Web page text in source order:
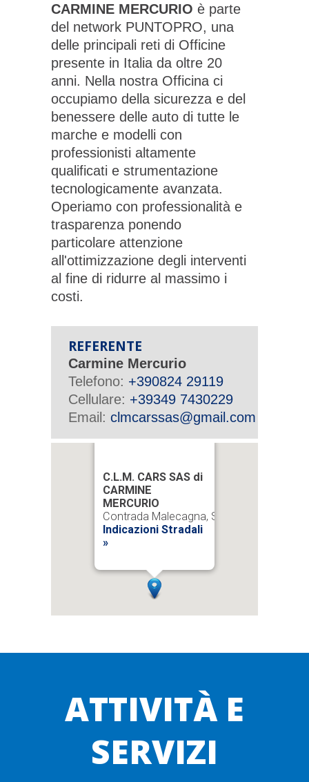
CARMINE MERCURIO è parte
del network PUNTOPRO, una
delle principali reti di Officine
presente in Italia da oltre 20
anni. Nella nostra Officina ci
occupiamo della sicurezza e del
benessere delle auto di tutte le
marche e modelli con
professionisti altamente
qualificati e strumentazione
tecnologicamente avanzata.
Operiamo con professionalità e
trasparenza ponendo
particolare attenzione
all'ottimizzazione degli interventi
al fine di ridurre al massimo i
costi.
REFERENTE
Carmine Mercurio
Telefono: +390824 29119
Cellulare: +39349 7430229
Email: clmcarssas@gmail.com
C.L.M. CARS SAS di
CARMINE
MERCURIO
Contrada Malecagna, Snc 82100
Indicazioni Stradali
»
ATTIVITÀ E
SERVIZI